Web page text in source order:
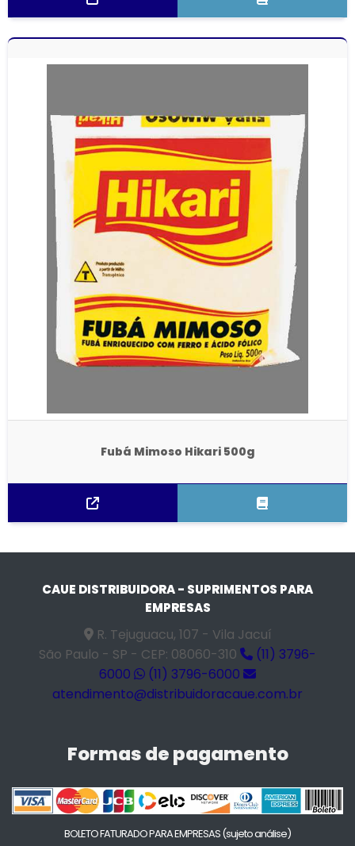
Fubá Mimoso Hikari 500g
CAUE DISTRIBUIDORA - SUPRIMENTOS PARA
EMPRESAS
R. Tejuguacu, 107 - Vila Jacuí
São Paulo - SP - CEP: 08060-310
(11) 3796-
6000
(11) 3796-6000
atendimento@distribuidoracaue.com.br
Formas de pagamento
BOLETO FATURADO PARA EMPRESAS(sujeto análise)